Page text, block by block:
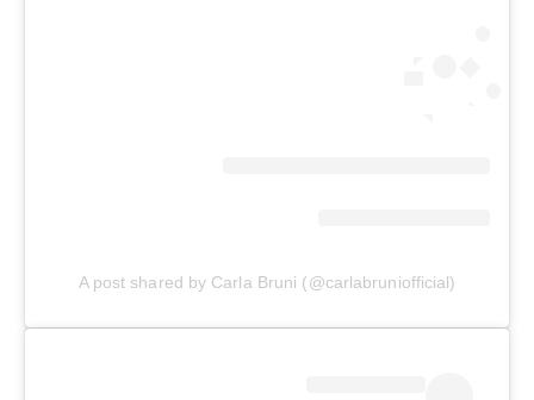
A post shared by Carla Bruni (@carlabruniofficial)